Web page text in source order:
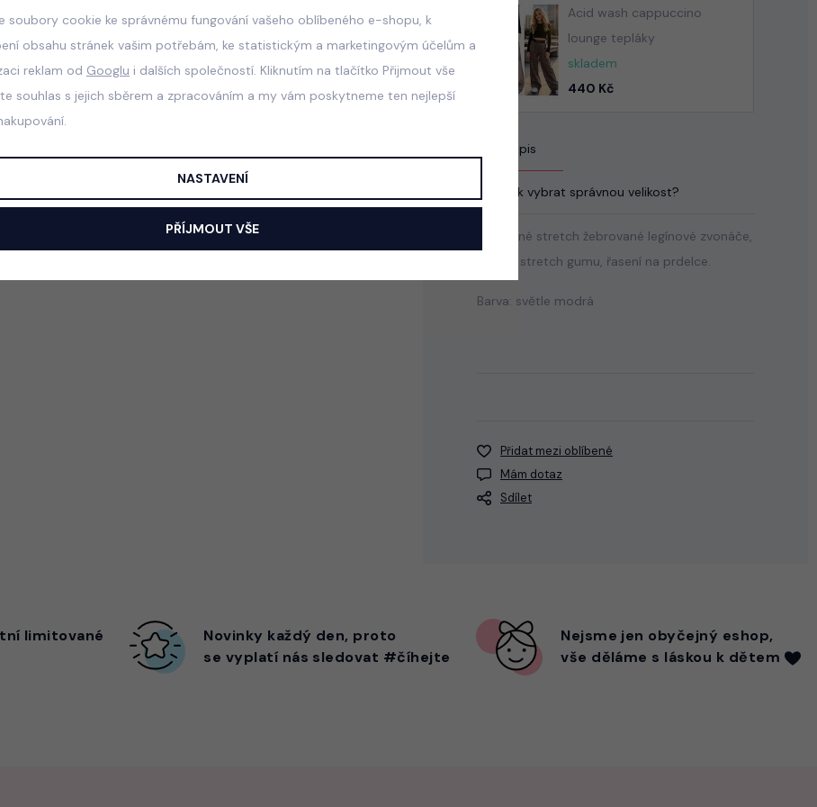
Acid wash cappuccino
lounge tepláky
skladem
440 Kč
Popis
Jak vybrat správnou velikost?
Pohodlné stretch žebrované legínové zvonáče,
pas na stretch gumu, řasení na prdelce.
Barva: světle modrá
Přidat mezi oblíbené
Mám dotaz
Sdílet
limitované
Novinky každý den, proto
se vyplatí nás sledovat #číhejte
Nejsme jen obyčejný eshop,
vše děláme s láskou k dětem
soubory cookie ke správnému fungování vašeho oblíbeného e-shopu, k
obsahu stránek vašim potřebám, ke statistickým a marketingovým účelům a
reklam od Googlu i dalších společností. Kliknutím na tlačítko Přijmout vše
souhlas s jejich sběrem a zpracováním a my vám poskytneme ten nejlepší
NASTAVENÍ
PŘÍJMOUT VŠE